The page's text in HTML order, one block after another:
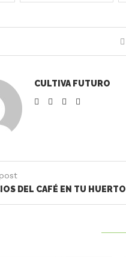
CULTIVA FUTURO
DEL CAFÉ EN TU HUERTO